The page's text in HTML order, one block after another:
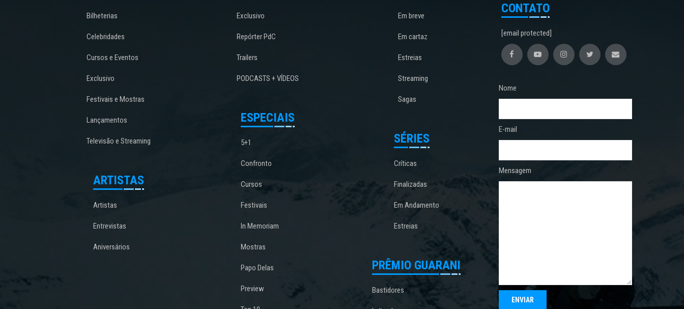
Bilheterias
Celebridades
Cursos e Eventos
Exclusivo
Festivais e Mostras
Lançamentos
Televisão e Streaming
ARTISTAS
Artistas
Entrevistas
Aniversários
Exclusivo
Repórter PdC
Trailers
PODCASTS + VÍDEOS
ESPECIAIS
5+1
Confronto
Cursos
Festivais
In Memoriam
Mostras
Papo Delas
Preview
Em breve
Em cartaz
Estreias
Streaming
Sagas
SÉRIES
Críticas
Finalizadas
Em Andamento
Estreias
PRÊMIO GUARANI
Bastidores
CONTATO
[email protected]
Nome
E-mail
Mensagem